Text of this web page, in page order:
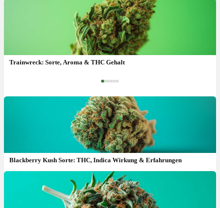
Trainwreck: Sorte, Aroma & THC Gehalt
Desert Snow Sorte: THC, Geschmack & Effekte
Blackberry Kush Sorte: THC, Indica Wirkung & Erfahrungen